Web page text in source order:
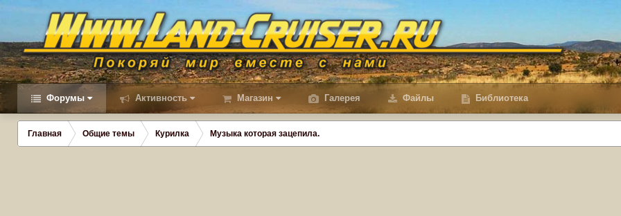
Форумы Активность Магазин Галерея Файлы Библиотека
Главная Общие темы Курилка Музыка которая зацепила.